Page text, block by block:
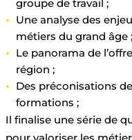
groupe de travail ;
Une analyse des
métiers du grand âge ;
Le panorama de
région ;
Des préconisations
formations ;
Il finalise une série de
pour valoriser les